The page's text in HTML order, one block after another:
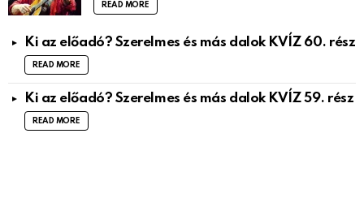
READ MORE
Ki az előadó? Szerelmes és más dalok KVÍZ 60. rész
READ MORE
Ki az előadó? Szerelmes és más dalok KVÍZ 59. rész
READ MORE